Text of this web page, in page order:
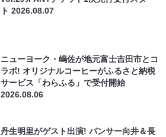
ト2026.08.07
ニューヨーク・嶋佐が地元富士吉田市とコ
ラボ! オリジナルコーヒーがふるさと納税
サービス「わらふる」で受付開始
2026.08.06
丹生明里がゲスト出演! パンサー向井＆長